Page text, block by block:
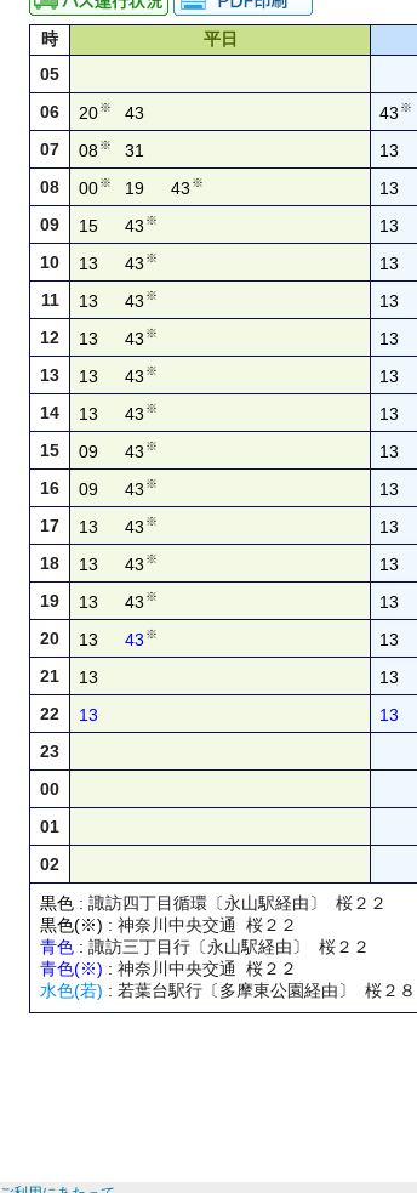
時 平日
05
06
20※ 43 43 ※
07 08※ 31 13
08 00※ 19 43 ※ 13
09 15 43 ※ 13
10 13 43 ※ 13
11 13 43 ※ 13
12 13 43 ※ 13
13 13 43 ※ 13
14 13 43 ※ 13
15 09 43 ※ 13
16 09 43 ※ 13
17 13 43 ※ 13
18 13 43 ※ 13
19 13 43 ※ 13
20 13 43 ※ 13
21 13 13
22
13
13
23
00
01
02
黒色 : 諏訪四丁目循環〔永山駅経由〕 桜２２
黒色(※) : 神奈川中央交通 桜２２
青色 : 諏訪三丁目行〔永山駅経由〕 桜２２
青色(※) : 神奈川中央交通 桜２２
水色(若) : 若葉台駅行〔多摩東公園経由〕 桜２８